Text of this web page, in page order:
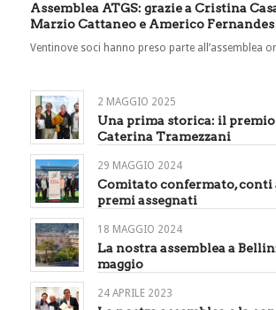
Assemblea ATGS: grazie a Cristina
Marzio Cattaneo e Americo Fernandes
Ventinove soci hanno preso parte all’assemblea
2 MAGGIO 2025
Una prima storica: il
Caterina Tramezzani
29 MAGGIO 2024
Comitato confermato, conti
premi assegnati
18 MAGGIO 2024
La nostra assemblea a
maggio
24 APRILE 2023